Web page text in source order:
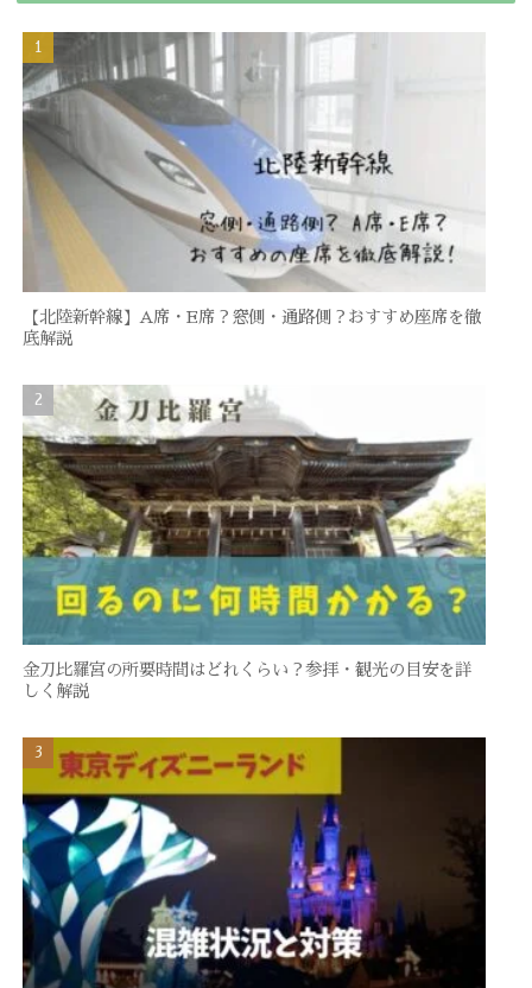
【北陸新幹線】A席・E席？窓側・通路側？おすすめ座席を徹
底解説
金刀比羅宮の所要時間はどれくらい？参拝・観光の目安を詳
しく解説